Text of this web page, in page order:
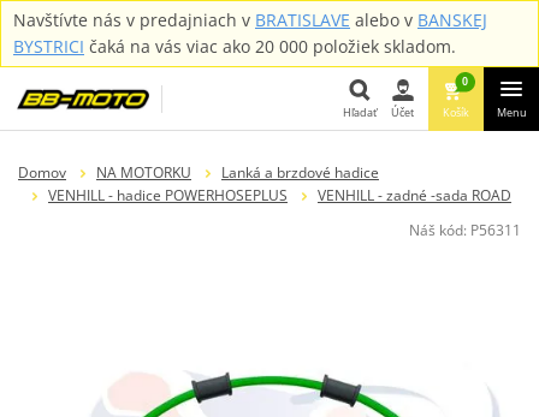
Navštívte nás v predajniach v BRATISLAVE alebo v BANSKEJ
BYSTRICI čaká na vás viac ako 20 000 položiek skladom.
Hľadať Účet
0
Košík Menu
Domov NA MOTORKU
Lanká a brzdové hadice
VENHILL - hadice POWERHOSEPLUS
VENHILL - zadné -sada ROAD
Náš kód: P56311